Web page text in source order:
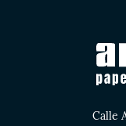
Calle